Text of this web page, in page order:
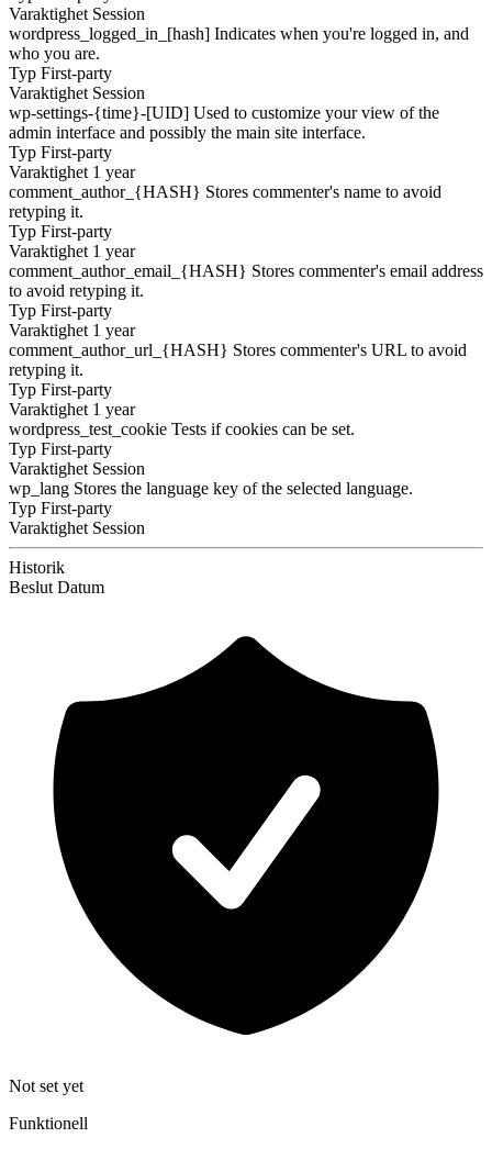
Varaktighet Session
wordpress_logged_in_[hash] Indicates when you're logged in, and
who you are.
Typ First-party
Varaktighet Session
wp-settings-{time}-[UID] Used to customize your view of the
admin interface and possibly the main site interface.
Typ First-party
Varaktighet 1 year
comment_author_{HASH} Stores commenter's name to avoid
retyping it.
Typ First-party
Varaktighet 1 year
comment_author_email_{HASH} Stores commenter's email address
to avoid retyping it.
Typ First-party
Varaktighet 1 year
comment_author_url_{HASH} Stores commenter's URL to avoid
retyping it.
Typ First-party
Varaktighet 1 year
wordpress_test_cookie Tests if cookies can be set.
Typ First-party
Varaktighet Session
wp_lang Stores the language key of the selected language.
Typ First-party
Varaktighet Session
Historik
Beslut Datum
Not set yet
Funktionell